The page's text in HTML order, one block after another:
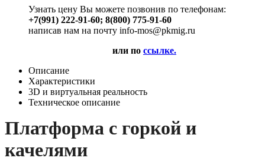
Узнать цену Вы можете позвонив по телефонам:
+7(991) 222-91-60; 8(800) 775-91-60
написав нам на почту info-mos@pkmig.ru
или по ссылке.
Описание
Характеристики
3D и виртуальная реальность
Техническое описание
Платформа с горкой и
качелями